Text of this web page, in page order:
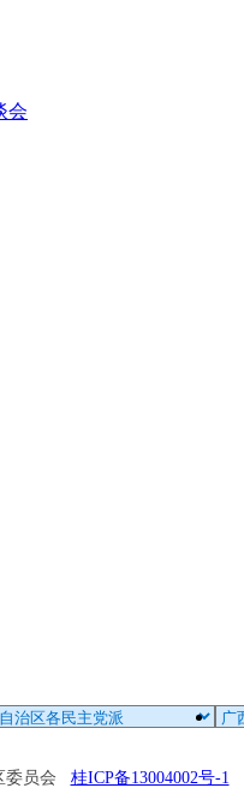
会
委员会 桂ICP备13004002号-1